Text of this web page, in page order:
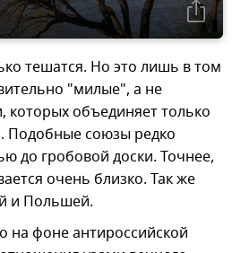
тешатся. Но это лишь в том
"милые", а не
которых объединяет только
Подобные союзы редко
до гробовой доски. Точнее,
очень близко. Так же
и Польшей.
на фоне антироссийской